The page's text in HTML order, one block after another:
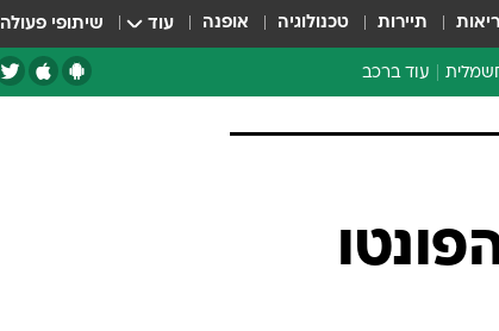
תיירות טכנולוגיה אופנה עוד שיתופי פעולה
עוד ברכב
מבחנים ארוכי טווח